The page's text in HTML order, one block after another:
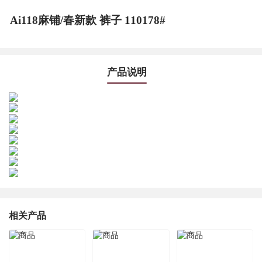
Ai118麻铺/春新款 裤子 110178#
产品说明
相关产品